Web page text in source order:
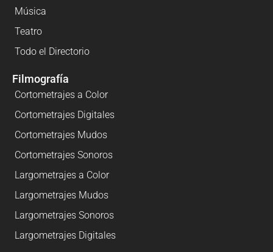
Música
Teatro
Todo el Directorio
Filmografía
Cortometrajes a Color
Cortometrajes Digitales
Cortometrajes Mudos
Cortometrajes Sonoros
Largometrajes a Color
Largometrajes Mudos
Largometrajes Sonoros
Largometrajes Digitales